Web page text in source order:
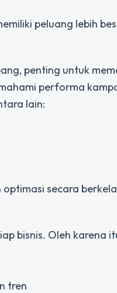
peluang lebih
penting untuk
performa
lain:
secara
bisnis. Oleh karena
tren